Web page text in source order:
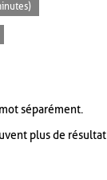
séparément.
plus de résultat